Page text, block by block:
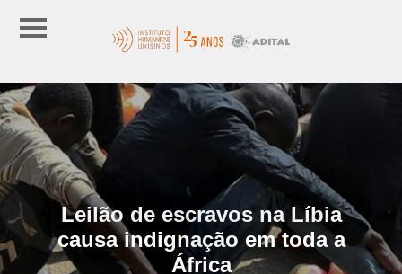
Leilão de escravos na Líbia
causa indignação em toda a
África